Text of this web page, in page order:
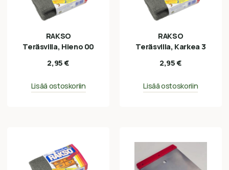
RAKSO
Teräsvilla, Hieno 00
2,95€
Lisää ostoskoriin
RAKSO
Teräsvilla, Karkea 3
2,95€
Lisää ostoskoriin